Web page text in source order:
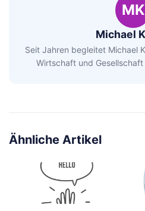
MK
Michael
Seit Jahren begleitet Michael
Wirtschaft und
Ähnliche Artikel